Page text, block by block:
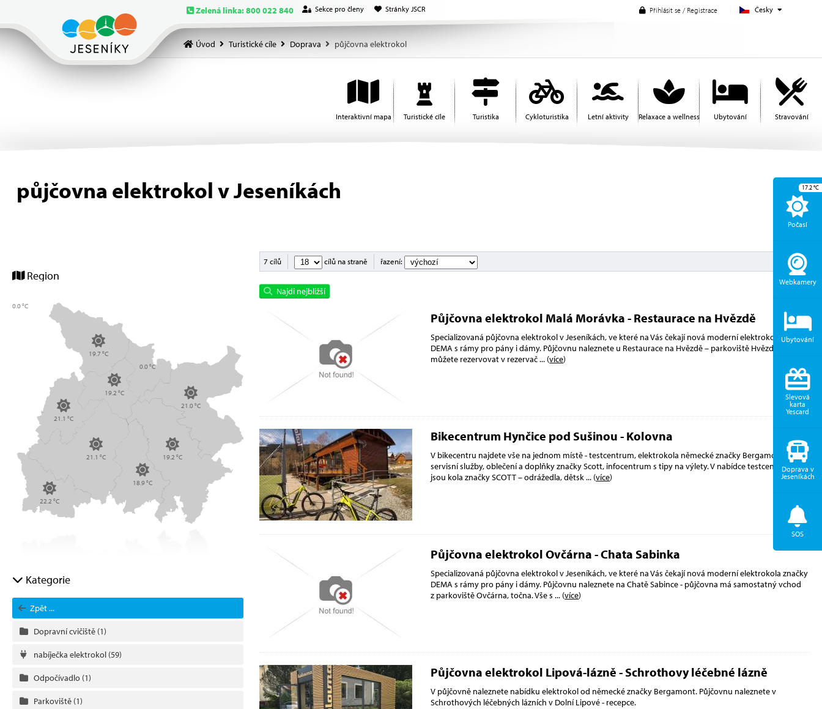
Česky
Přihlásit se / Registrace
Zelená linka: 800 022 840 Sekce pro členy Stránky JSCR
Úvod Turistické cíle Doprava půjčovna elektrokol
Interaktivní mapa Turistické cíle Turistika Cykloturistika Letní aktivity Relaxace a wellness Ubytování Stravování
půjčovna elektrokol v Jeseníkách
Region
19.2 °C
21.1 °C
19.7 °C
0.0 °C
22.2 °C
21.1 °C
19.2 °C
18.9 °C
21.0 °C
0.0 °C
Kategorie
Zpět ...
Dopravní cvičiště (1)
nabíječka elektrokol (59)
Odpočívadlo (1)
Parkoviště (1)
7 cílů cílů na straně řazení:
Najdi nejbližší
Půjčovna elektrokol Malá Morávka - Restaurace na Hvězdě
Specializovaná půjčovna elektrokol v Jeseníkách, ve které na Vás čekají nová moderní elektrokola značky
DEMA s rámy pro pány i dámy. Půjčovnu naleznete u Restaurace na Hvězdě – parkoviště Hvězda. Vše si
můžete rezervovat v rezervač... (více)
Bikecentrum Hynčice pod Sušinou - Kolovna
V bikecentru najdete vše na jednom místě - testcentrum, elektrokola německé značky Bergamont,
servisní služby, oblečení a doplňky značky Scott, infocentrum s tipy na výlety. V nabídce testcentra
jsou kola značky SCOTT – odrážedla, dětsk... (více)
Půjčovna elektrokol Ovčárna - Chata Sabinka
Specializovaná půjčovna elektrokol v Jeseníkách, ve které na Vás čekají nová moderní elektrokola značky
DEMA s rámy pro pány i dámy. Půjčovnu naleznete na Chatě Sabince - půjčovna má samostatný vchod
z parkoviště Ovčárna, točna. Vše s... (více)
Půjčovna elektrokol Lipová-lázně - Schrothovy léčebné lázně
V půjčovně naleznete nabídku elektrokol od německé značky Bergamont. Půjčovnu naleznete v
Schrothových léčebných lázních v Dolní Lipové - recepce.
Počasí
17.2°C
Webkamery
Ubytování
Slevová
karta
Yescard
Doprava v
Jeseníkách
SOS